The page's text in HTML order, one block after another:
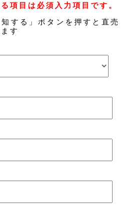
項目は必須入力項目です。
する」ボタンを押すと直売
す